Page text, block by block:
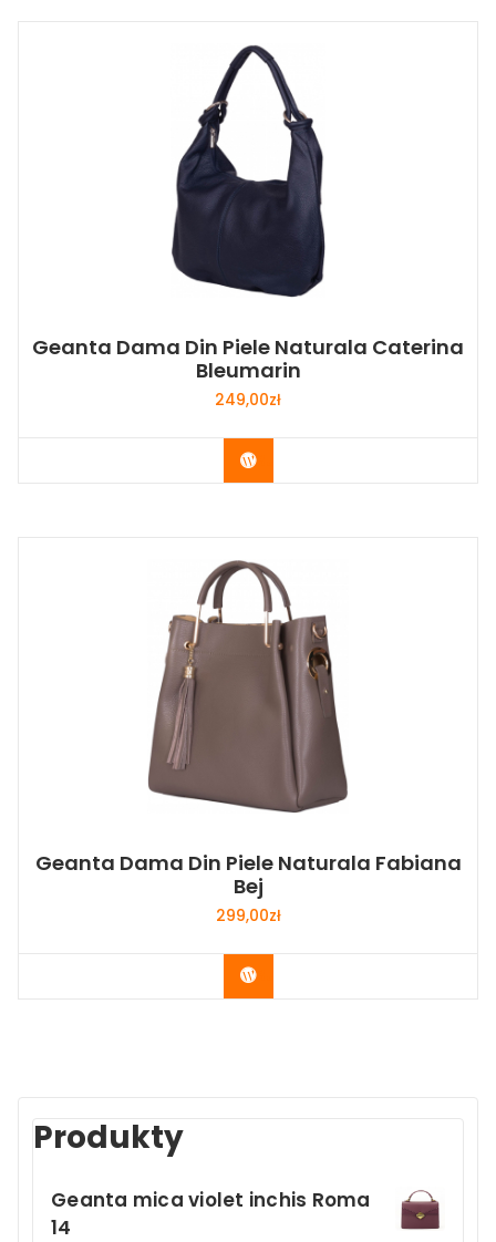
Geanta Dama Din Piele Naturala Caterina
Bleumarin
249,00zł
Buy Now
Geanta Dama Din Piele Naturala Fabiana
Bej
299,00zł
Buy Now
Produkty
Geanta mica violet inchis Roma
14